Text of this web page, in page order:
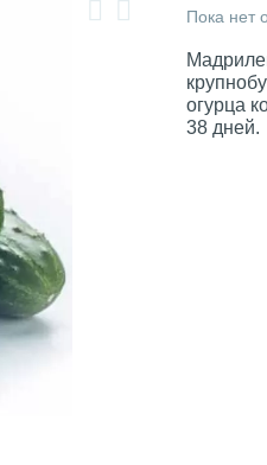
Пока нет
огурца
38 дней.